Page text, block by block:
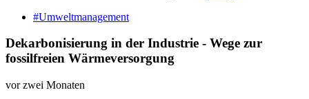
#Umweltmanagement
Dekarbonisierung in der Industrie - Wege zur
fossilfreien Wärmeversorgung
vor zwei Monaten